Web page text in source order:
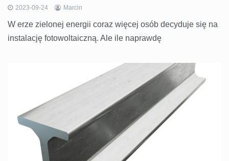
2023-09-24 Marcin
W erze zielonej energii coraz więcej osób decyduje się na
instalację fotowoltaiczną. Ale ile naprawdę